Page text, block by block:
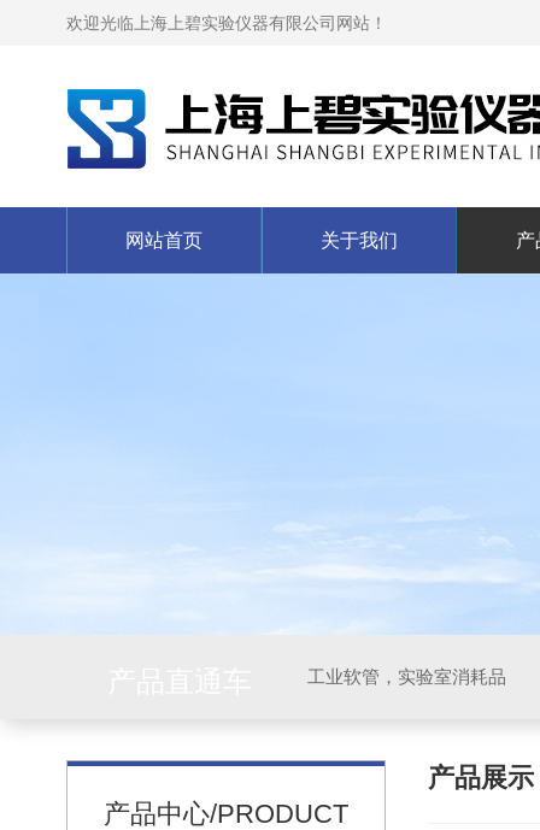
欢迎光临上海上碧实验仪器有限公司网站！
网站首页 关于我们 产
工业软管，实验室消耗品
产品中心/PRODUCT
产品展示